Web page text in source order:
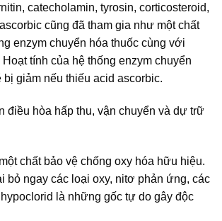
catecholamin, tyrosin, corticosteroid,
cũng đã tham gia như một chất
enzym chuyển hóa thuốc cùng với
tính của hệ thống enzym chuyển
bị giảm nếu thiếu acid ascorbic.
điều hòa hấp thu, vận chuyển và dự trữ
chất bảo vệ chống oxy hóa hữu hiệu.
bỏ ngay các loại oxy, nitơ phản ứng, các
là những gốc tự do gây độc